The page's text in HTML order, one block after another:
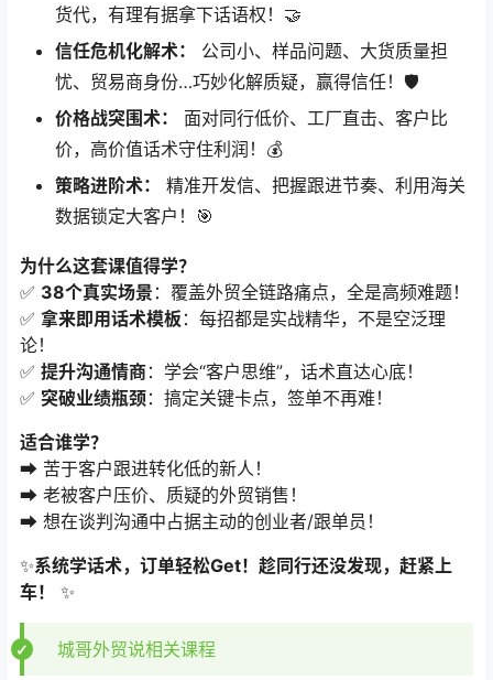
货代，有理有据拿下话语权！🤝
信任危机化解术：​
​ 公司小、样品问题、大货质量担
忧、贸易商身份…巧妙化解质疑，赢得信任！🛡️
价格战突围术：​
​ 面对同行低价、工厂直击、客户比
价，高价值话术守住利润！💰
策略进阶术：​
​ 精准开发信、把握跟进节奏、利用海关
数据锁定大客户！🎯
为什么这套课值得学？​
✅ ​ 38个真实场景 ​：覆盖外贸全链路痛点，全是高频难题！
✅ ​ 拿来即用话术模板 ​：每招都是实战精华，不是空泛理
论！
✅ ​ 提升沟通情商​：学会“客户思维”，话术直达心底！
✅ ​ 突破业绩瓶颈​：搞定关键卡点，签单不再难！
适合谁学？​
➡️ 苦于客户跟进转化低的新人！
➡️ 老被客户压价、质疑的外贸销售！
➡️ 想在谈判沟通中占据主动的创业者/跟单员！
✨系统学话术，订单轻松Get！趁同行还没发现，赶紧上
车！​
​ ✨
城哥外贸说相关课程